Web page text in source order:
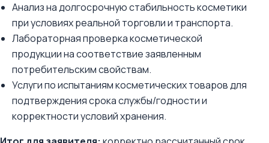
Анализ на долгосрочную стабильность косметики
при условиях реальной торговли и транспорта.
Лабораторная проверка косметической
продукции на соответствие заявленным
потребительским свойствам.
Услуги по испытаниям косметических товаров для
подтверждения срока службы/годности и
корректности условий хранения.